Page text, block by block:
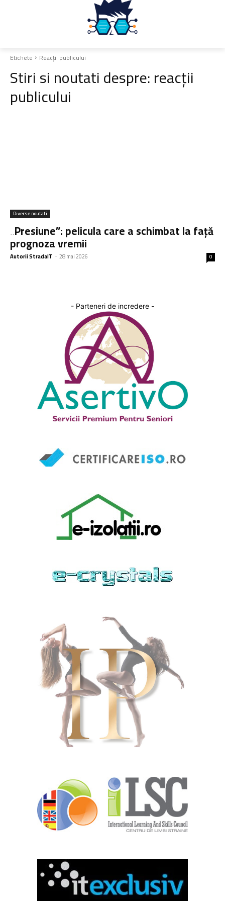
Etichete Reacții publicului
Stiri si noutati despre:reacții
publicului
Diverse noutati
„Presiune”: pelicula care a schimbat la față
prognoza vremii
Autorii StradaIT - 28 mai 2026 0
- Parteneri de incredere -